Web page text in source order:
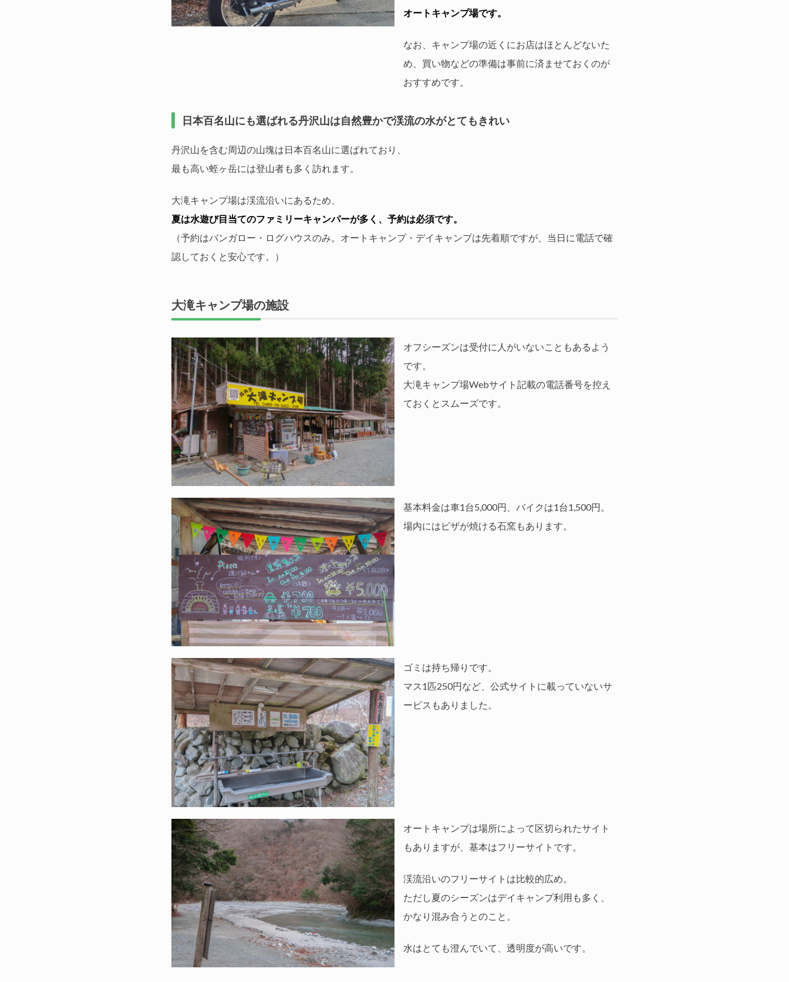
オートキャンプ場です。
なお、キャンプ場の近くにお店はほとんどないた
め、買い物などの準備は事前に済ませておくのが
おすすめです。
日本百名山にも選ばれる丹沢山は自然豊かで渓流の水がとてもきれい
丹沢山を含む周辺の山塊は日本百名山に選ばれており、
最も高い蛭ヶ岳には登山者も多く訪れます。
大滝キャンプ場は渓流沿いにあるため、
夏は水遊び目当てのファミリーキャンパーが多く、予約は必須です。
（予約はバンガロー・ログハウスのみ。オートキャンプ・デイキャンプは先着順ですが、当日に電話で確
認しておくと安心です。）
大滝キャンプ場の施設
オフシーズンは受付に人がいないこともあるよう
です。
大滝キャンプ場Webサイト記載の電話番号を控え
ておくとスムーズです。
基本料金は車1台5,000円、バイクは1台1,500円。
場内にはピザが焼ける石窯もあります。
ゴミは持ち帰りです。
マス1匹250円など、公式サイトに載っていないサ
ービスもありました。
オートキャンプは場所によって区切られたサイト
もありますが、基本はフリーサイトです。
渓流沿いのフリーサイトは比較的広め。
ただし夏のシーズンはデイキャンプ利用も多く、
かなり混み合うとのこと。
水はとても澄んでいて、透明度が高いです。